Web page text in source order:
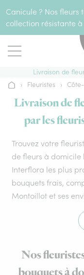
Canicule ? Nos fleurs
collection résistante
Livraison de
Accueil
› Fleuristes ›
Livraison de
par les
Trouvez votre
de fleurs à domicile
Interflora les plus
bouquets frais,
Montoillot et ses
Nos